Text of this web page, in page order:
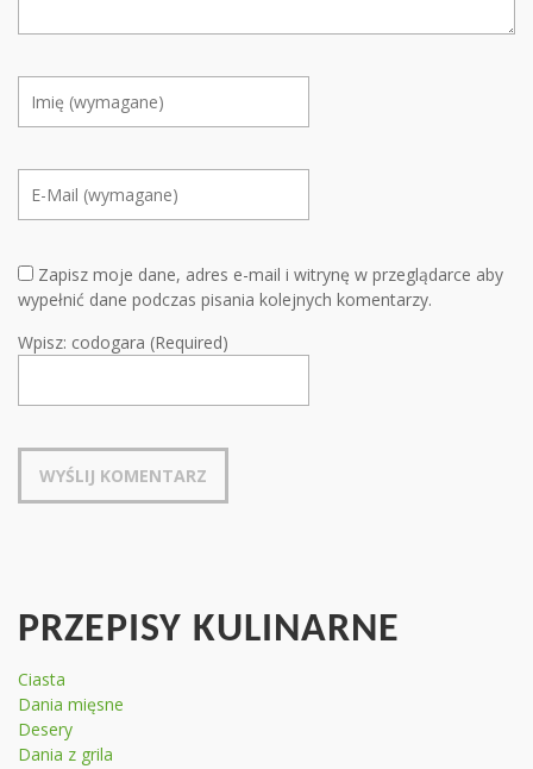
Zapisz moje dane, adres e-mail i witrynę w przeglądarce aby
wypełnić dane podczas pisania kolejnych komentarzy.
Wpisz: codogara (Required)
PRZEPISY KULINARNE
Ciasta
Dania mięsne
Desery
Dania z grila